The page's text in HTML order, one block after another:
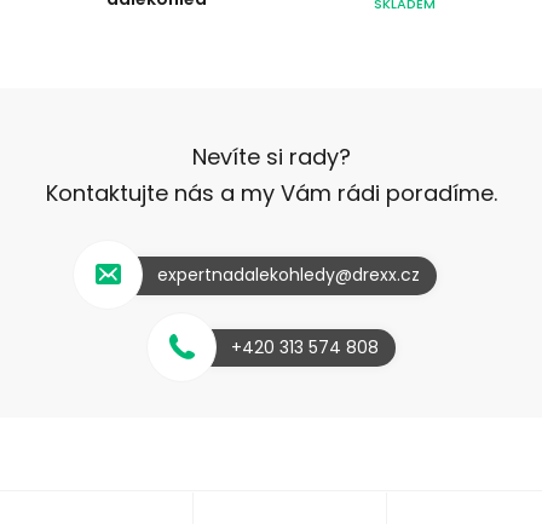
SKLADEM
Nevíte si rady?
Kontaktujte nás a my Vám rádi poradíme.
expertnadalekohledy@drexx.cz
+420 313 574 808